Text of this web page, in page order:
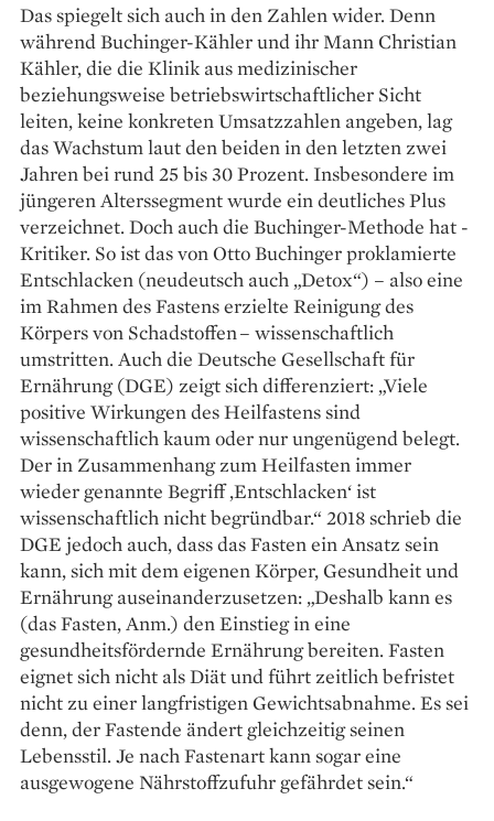
Das spiegelt sich auch in den ­Zahlen wider. Denn
während Buchin­ger-Kähler und ihr Mann Christian
Kähler, die die Klinik aus medizinischer
beziehungsweise betriebswirtschaftlicher Sicht
leiten, keine konkreten Umsatzzahlen angeben, lag
das Wachstum laut den beiden in den letzten zwei
Jahren bei rund 25 bis 30 Prozent. Insbesondere im
jüngeren Alterssegment wurde ein deutliches Plus
verzeichnet. Doch auch die Buchinger-Methode hat ­
Kritiker. So ist das von Otto Buchinger proklamierte
Entschlacken (neudeutsch auch „Detox“) – also eine
im Rahmen des Fastens erzielte Reinigung des
Körpers von Schadstoffen – wissenschaftlich
umstritten. Auch die Deutsche Gesellschaft für
Ernährung (DGE) zeigt sich differenziert: „Viele
positive Wirkungen des Heilfastens sind
wissenschaftlich kaum oder nur ungenügend belegt.
Der in Zusammenhang zum Heilfasten immer
wieder genannte Begriff ‚Entschlacken‘ ist
wissenschaftlich nicht begründbar.“ 2018 schrieb die
DGE jedoch auch, dass das Fasten ein Ansatz sein
kann, sich mit dem eigenen Körper, Gesundheit und
Ernährung auseinanderzusetzen: „Deshalb kann es
(das Fasten, Anm.) den Einstieg in eine
gesundheitsfördernde Ernährung bereiten. Fasten
eignet sich nicht als Diät und führt zeitlich befristet
nicht zu einer langfristigen Gewichtsabnahme. Es sei
denn, der Fastende ändert gleichzeitig seinen
Lebensstil. Je nach Fastenart kann ­sogar eine
ausgewogene Nährstoff­zufuhr gefährdet sein.“